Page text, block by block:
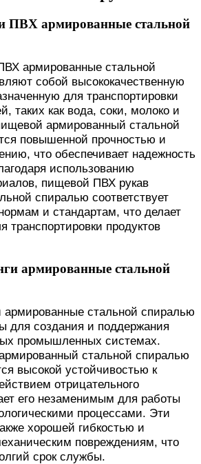
ПВХ армированные стальной
армированные стальной
собой высококачественную
для транспортировки
таких как вода, соки, молоко и
армированный стальной
повышенной прочностью и
что обеспечивает надежность
использованию
пищевой ПВХ рукав
спиралью соответствует
и стандартам, что делает
транспортировки продуктов
армированные стальной
стальной спиралью
для создания и поддержания
промышленных системах.
стальной спиралью
высокой устойчивостью к
отрицательного
его незаменимым для работы
процессами. Эти
хорошей гибкостью и
повреждениям, что
срок службы.